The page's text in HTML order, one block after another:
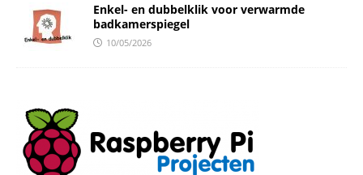
Enkel- en dubbelklik voor verwarmde
badkamerspiegel
10/05/2026